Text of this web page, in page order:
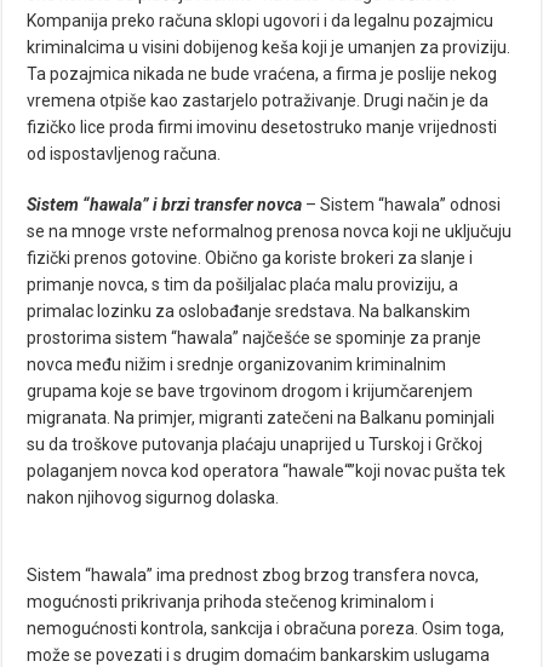
Kompanija preko računa sklopi ugovori i da legalnu pozajmicu
kriminalcima u visini dobijenog keša koji je umanjen za proviziju.
Ta pozajmica nikada ne bude vraćena, a firma je poslije nekog
vremena otpiše kao zastarjelo potraživanje. Drugi način je da
fizičko lice proda firmi imovinu desetostruko manje vrijednosti
od ispostavljenog računa.
Sistem “hawala” i brzi transfer novca – Sistem “hawala” odnosi
se na mnoge vrste neformalnog prenosa novca koji ne uključuju
fizički prenos gotovine. Obično ga koriste brokeri za slanje i
primanje novca, s tim da pošiljalac plaća malu proviziju, a
primalac lozinku za oslobađanje sredstava. Na balkanskim
prostorima sistem “hawala” najčešće se spominje za pranje
novca među nižim i srednje organizovanim kriminalnim
grupama koje se bave trgovinom drogom i krijumčarenjem
migranata. Na primjer, migranti zatečeni na Balkanu pominjali
su da troškove putovanja plaćaju unaprijed u Turskoj i Grčkoj
polaganjem novca kod operatora “hawale“”koji novac pušta tek
nakon njihovog sigurnog dolaska.
Sistem “hawala” ima prednost zbog brzog transfera novca,
mogućnosti prikrivanja prihoda stečenog kriminalom i
nemogućnosti kontrola, sankcija i obračuna poreza. Osim toga,
može se povezati i s drugim domaćim bankarskim uslugama